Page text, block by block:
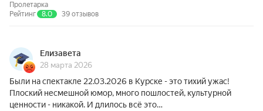
Пролетарка
Рейтинг
8.0 39 отзывов
Елизавета
28 марта 2026
Были на спектакле 22.03.2026 в Курске - это тихий ужас!
Плоский несмешной юмор, много пошлостей, культурной
ценности - никакой. И длилось всё это…